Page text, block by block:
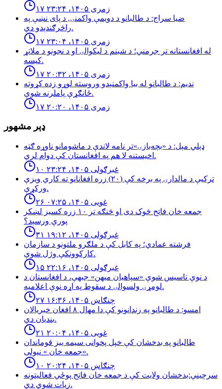
۱۷ زمری ۱۴۰۵، ۲۳:۲۴
ضيا سراج: د طالبانو د دويمې واكمنۍ, د پاى نښې په
راڅرګندېدو دي.
۱۷ زمری ۱۴۰۵، ۲۳:۰۴
له افغانستانه تر جرمني؛ د شبنم د ليكوالۍ او د نجونو د ملاتړ
كيسه.
۱۷ زمری ۱۴۰۵، ۲۰:۳۲
نديم: د طالبانو له بيا واكمنېدو وروسته لوړو زده كړوته
ځانګړې پاملرنه شوې.
۱۷ زمری ۱۴۰۵، ۲۰:۲۰
ډېر مشهور
ډېلي مېل: د «بچه‌بازۍ»تر نامه لاندې د ماشومانو ناوړه ګټه
اخیستنه لا هم په افغانستان کې دوام لري.
۱۰ غبرګولی ۱۴۰۵، ۲۳:۲۴
تركيې د مالدارۍ په برخه كې (٢٠) زره افغانانو ته كاري ويزې
وركړې.
۲۶ غویی ۱۴۰۵، ۰۷:۲۵
جمعه خان فاتح څوک دی او څنګه تر ۱۰ زره کسیز لښکر
پورې ورسېد؟
۳۱ غبرګولی ۱۴۰۵، ۱۹:۱۲
فرشته عمادي؛ په کابل کې د ملګرو ملتونو د سازمان
کارکوونکې وژل شوې.
۱۵ غبرګولی ۱۴۰۵، ۲۲:۱۶
د نوې تاسیس شوې «سپاهیان میهن» جبهې، د افغانستان د
لومړۍ ولسوالۍ د سقوط په اړه نوې اعلامیه.
۲۷ چنګاښ ۱۴۰۵، ۱۶:۳۶
امسو: د طالبانو په زندانونو كې دا مهال ٨ افغان خبريالان
بنديان دي.
۲۱ غویی ۱۴۰۵، ۲۰:۰۴
طالبانو په بدخشان كې خپل پخوانى سيمه ييز قوماندان
«جمعه خان » نيولى.
۱۰ چنګاښ ۱۴۰۵، ۲۰:۲۴
سرچینې:بدخشان ولایت کې د جمعه خان فاتح پوځي فعالیتونه
زیات شوي دي.